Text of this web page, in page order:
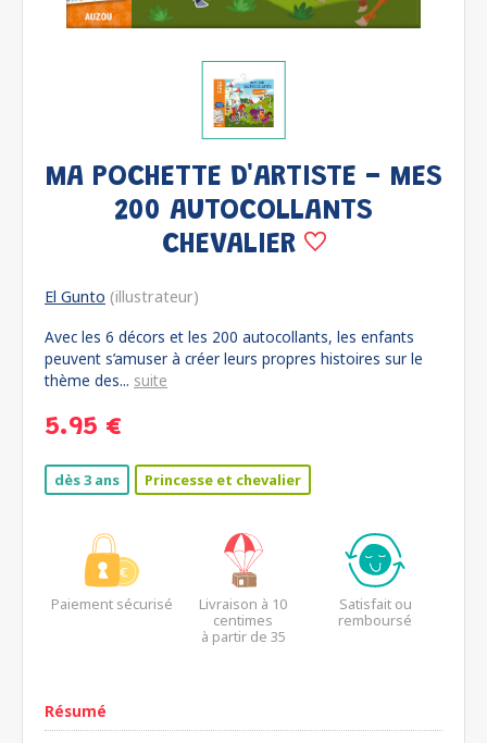
MA POCHETTE D'ARTISTE - MES
200 AUTOCOLLANTS
CHEVALIER
El Gunto (illustrateur)
Avec les 6 décors et les 200 autocollants, les enfants
peuvent s’amuser à créer leurs propres histoires sur le
thème des... suite
5.95 €
dès 3 ans Princesse et chevalier
Paiement sécurisé
Livraison à 10
centimes
à partir de 35
Satisfait ou
remboursé
Résumé